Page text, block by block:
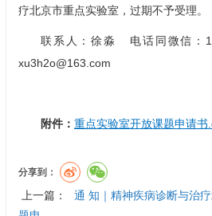
疗北京市重点实验室，过期不予受理。
联系人：徐淼 电话同微信：
xu3h2o@163.com
附件： 重点实验室开放课题申请书
分享到：
上一篇：
通 知｜精神疾病诊断与治